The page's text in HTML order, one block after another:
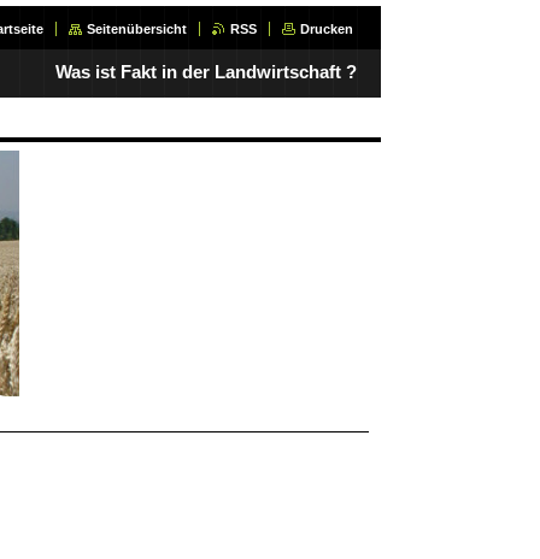
Seitenübersicht RSS Drucken
Was ist Fakt in der Landwirtschaft ?